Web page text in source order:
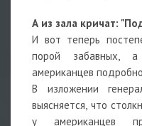
А из зала кричат:
И вот теперь
порой забавных,
американцев
В изложении
выясняется, что
у американцев